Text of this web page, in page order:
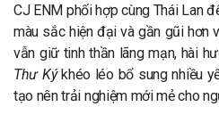
CJ ENM phối hợp cùng Thái Lan
màu sắc hiện đại và gần gũi hơn
vẫn giữ tinh thần lãng mạn, hài
Thư Kýkhéo léo bổ sung nhiều
tạo nên trải nghiệm mới mẻ cho